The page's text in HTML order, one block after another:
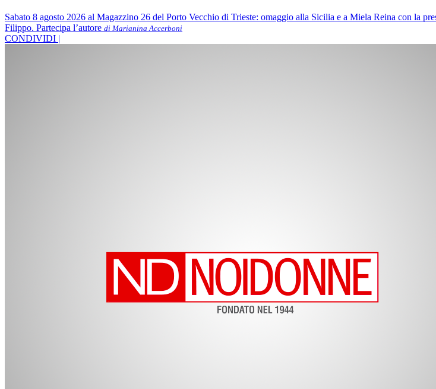
Sabato 8 agosto 2026 al Magazzino 26 del Porto Vecchio di Trieste: omaggio alla Sicilia e a Miela Reina con la
Filippo. Partecipa l’autore di Marianina Accerboni
CONDIVIDI |